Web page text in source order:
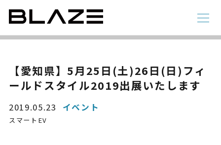
電動アシスト自転車
NEWS
【愛知県】5月25日(土)26日(日)フィ
ールドスタイル2019出展いたします
2019.05.23 イベント
スマートEV